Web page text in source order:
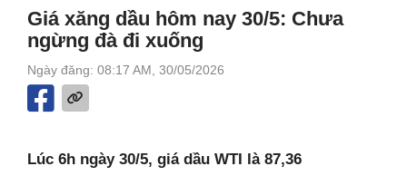
Giá xăng dầu hôm nay 30/5: Chưa
ngừng đà đi xuống
Ngày đăng: 08:17 AM, 30/05/2026
Lúc 6h ngày 30/5, giá dầu WTI là 87,36